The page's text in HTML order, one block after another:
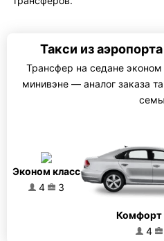
Такси из
Трансфер на седане
минивэне — аналог заказа
Эконом класс
4
3
Комфорт
4